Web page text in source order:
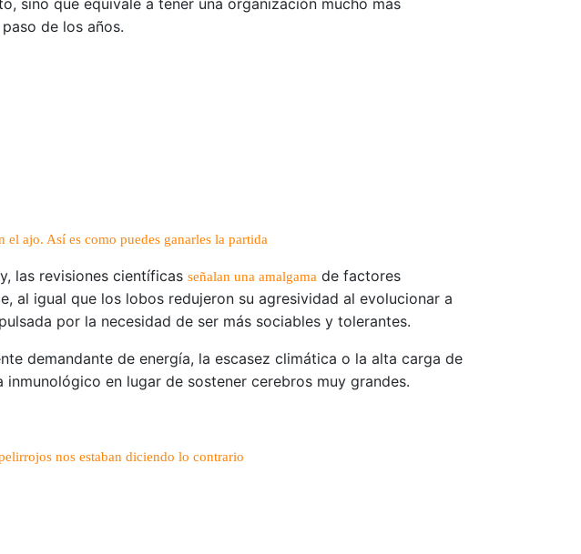
sino que equivale a tener una organización mucho más
de los años.
ajo. Así es como puedes ganarles la partida
las revisiones científicas señalan una amalgama de factores
al igual que los lobos redujeron su agresividad al evolucionar a
por la necesidad de ser más sociables y tolerantes.
demandante de energía, la escasez climática o la alta carga de
en lugar de sostener cerebros muy grandes.
nos estaban diciendo lo contrario